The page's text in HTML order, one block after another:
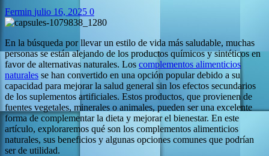
Fermin julio 16, 2025 0
En la búsqueda por llevar un estilo de vida más saludable, muchas
personas se están alejando de los productos químicos y sintéticos en
favor de alternativas naturales. Los complementos alimenticios
naturales se han convertido en una opción popular debido a su
capacidad para mejorar la salud general sin los efectos secundarios
de los suplementos artificiales. Estos productos, que provienen de
fuentes vegetales, minerales o animales, pueden ser una excelente
forma de complementar la dieta y mejorar el bienestar. En este
artículo, exploraremos qué son los complementos alimenticios
naturales, sus beneficios y algunas opciones comunes que podrían
ser de utilidad.